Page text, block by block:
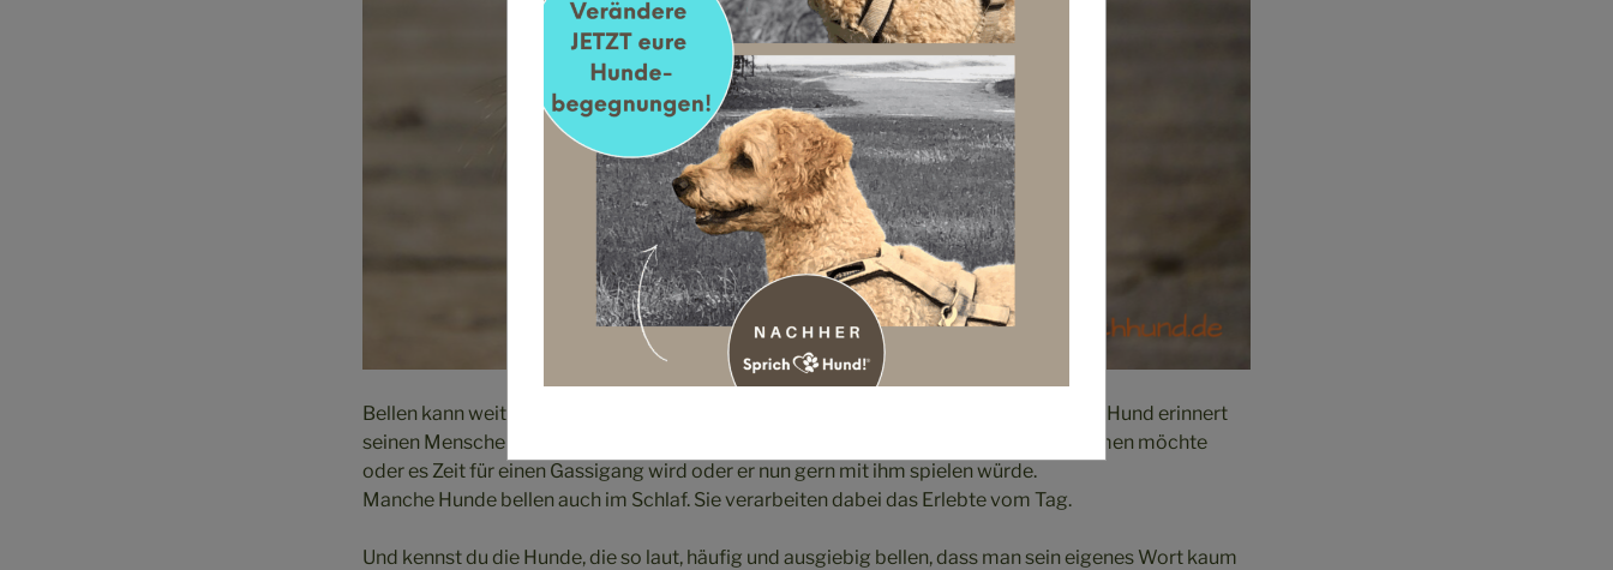
Bellen kann weiterhin ein Bettelverhalten, ein aufforderndes Verhalten sein. Mancher Hund erinnert
seinen Menschen mit Bellen daran, dass er auch ein Stück von dem Essen abbekommen möchte
oder es Zeit für einen Gassigang wird oder er nun gern mit ihm spielen würde.
Manche Hunde bellen auch im Schlaf. Sie verarbeiten dabei das Erlebte vom Tag.
Und kennst du die Hunde, die so laut, häufig und ausgiebig bellen, dass man sein eigenes Wort kaum